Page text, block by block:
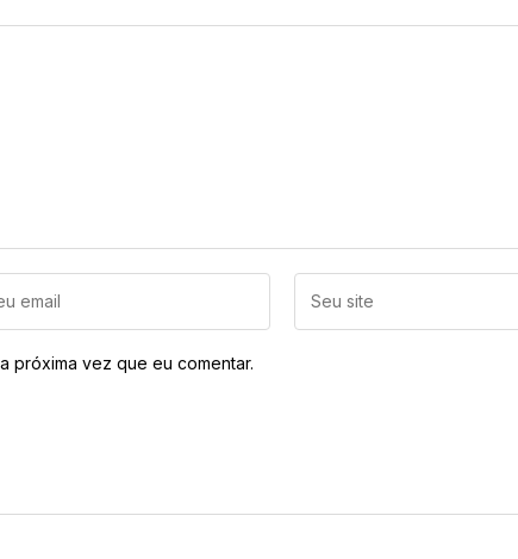
próxima vez que eu comentar.